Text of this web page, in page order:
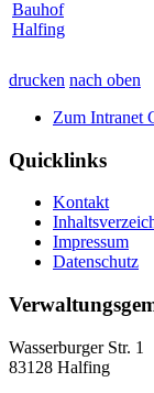
Bauhof
Halfing
drucken nach oben
Zum Intranet
Quicklinks
Kontakt
Impressum
Datenschutz
Wasserburger Str. 1
83128 Halfing